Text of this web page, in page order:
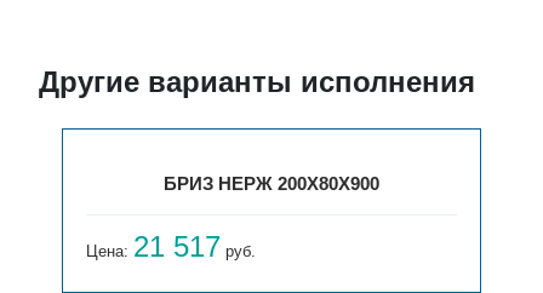
Другие варианты исполнения
БРИЗ НЕРЖ 200Х80Х900
Цена: 21 517 руб.